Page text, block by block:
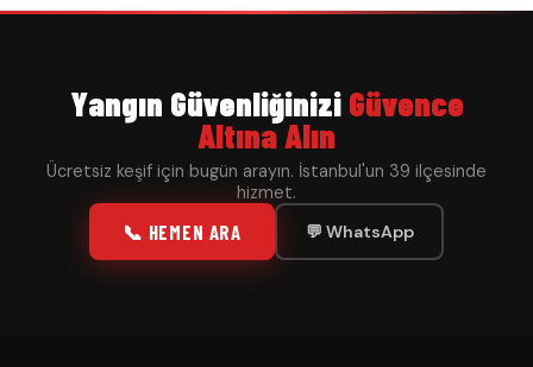
Yangın Güvenliğinizi Güvence
Altına Alın
Ücretsiz keşif için bugün arayın. İstanbul'un 39 ilçesinde
hizmet.
📞 HEMEN ARA 💬 WhatsApp